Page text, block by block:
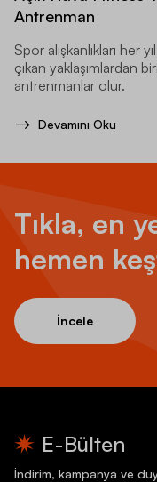
Antrenman
Spor alışkanlıkları her
çıkan yaklaşımlardan
antrenmanlar olur.
Devamını Oku
Tıkla, en
hemen
İncele
E-Bülten
İndirim, kampanya ve